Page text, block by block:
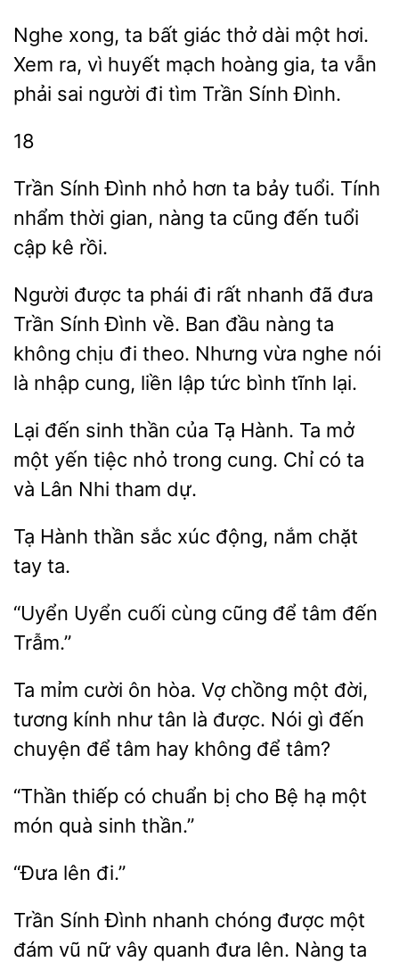
xong, ta bất giác thở dài một hơi.
Xem ra,
mạch hoàng gia, ta vẫn
phải sai người đi tìm Trần Sính Đình.
18
Trần Sính Đình nhỏ hơn ta bảy tuổi.
nhẩm
gian, nàng ta
đến tuổi
cập kê rồi.
Người được ta phái đi rất
đã đưa
Trần Sính Đình về. Ban
ta
không chịu đi theo. Nhưng vừa nghe nói
là nhập cung, liền lập tức bình tĩnh lại.
Lại đến sinh thần của
Ta mở
một
tiệc nhỏ trong cung. Chỉ có ta
và Lân Nhi tham dự.
Hành thần sắc xúc
nắm
tay ta.
“Uyển Uyển cuối cùng cũng để
Ta mỉm cười ôn hòa. Vợ chồng một
tương kính như tân là được. Nói gì đến
chuyện để
hay để tâm?
“Thần có
bị cho Bệ hạ một
quà sinh thần.”
Trần
Đình nhanh chóng được một
đám vũ nữ vây quanh đưa lên. Nàng ta